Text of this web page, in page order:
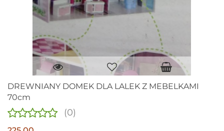
DREWNIANY DOMEK DLA LALEK Z MEBELKAMI
70cm
(0)